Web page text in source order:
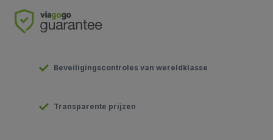
Beveiligingscontroles van wereldklasse
Transparente prijzen